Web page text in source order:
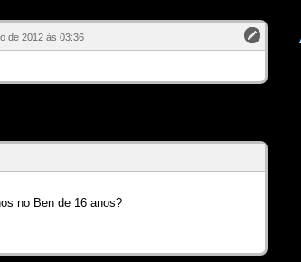
de 2012 às 03:36
no Ben de 16 anos?